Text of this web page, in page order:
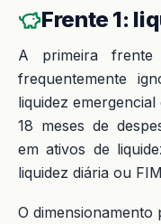
Frente 1:
A primeira
frequentemente
liquidez
18 meses de
em ativos de
liquidez diária ou
O